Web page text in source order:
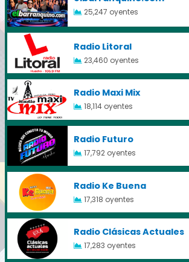
25,247 oyentes
Radio Litoral
23,460 oyentes
Radio Maxi Mix
18,114 oyentes
Radio Futuro
17,792 oyentes
Radio Ke Buena
17,318 oyentes
Radio Clásicas Actuales
17,283 oyentes